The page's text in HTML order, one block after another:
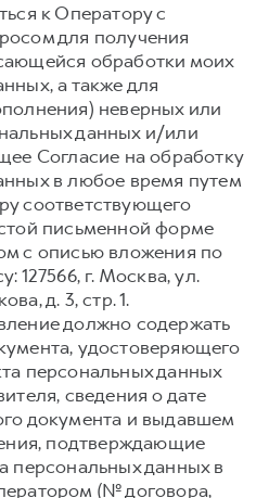
к Оператору с
для получения
обработки моих
а также для
неверных или
данных и/или
Согласие на обработку
в любое время путем
соответствующего
письменной форме
с описью вложения по
127566, г. Москва, ул.
д. 3, стр. 1.
должно содержать
удостоверяющего
персональных данных
сведения о дате
документа и выдавшем
подтверждающие
персональных данных в
(№ договора,